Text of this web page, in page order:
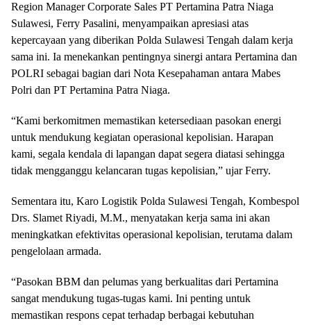
Region Manager Corporate Sales PT Pertamina Patra Niaga
Sulawesi, Ferry Pasalini, menyampaikan apresiasi atas
kepercayaan yang diberikan Polda Sulawesi Tengah dalam kerja
sama ini. Ia menekankan pentingnya sinergi antara Pertamina dan
POLRI sebagai bagian dari Nota Kesepahaman antara Mabes
Polri dan PT Pertamina Patra Niaga.
“Kami berkomitmen memastikan ketersediaan pasokan energi
untuk mendukung kegiatan operasional kepolisian. Harapan
kami, segala kendala di lapangan dapat segera diatasi sehingga
tidak mengganggu kelancaran tugas kepolisian,” ujar Ferry.
Sementara itu, Karo Logistik Polda Sulawesi Tengah, Kombespol
Drs. Slamet Riyadi, M.M., menyatakan kerja sama ini akan
meningkatkan efektivitas operasional kepolisian, terutama dalam
pengelolaan armada.
“Pasokan BBM dan pelumas yang berkualitas dari Pertamina
sangat mendukung tugas-tugas kami. Ini penting untuk
memastikan respons cepat terhadap berbagai kebutuhan